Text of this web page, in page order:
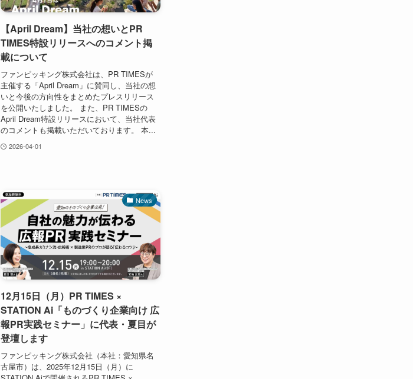
【April Dream】当社の想いとPR
TIMES特設リリースへのコメント掲
載について
ファンピッキング株式会社は、PR TIMESが
主催する「April Dream」に賛同し、当社の想
いと今後の方向性をまとめたプレスリリース
を公開いたしました。 また、PR TIMESの
April Dream特設リリースにおいて、当社代表
のコメントも掲載いただいております。 本...
2026-04-01
News
12月15日（月）PR TIMES ×
STATION Ai「ものづくり企業向け 広
報PR実践セミナー」に代表・夏目が
登壇します
ファンピッキング株式会社（本社：愛知県名
古屋市）は、2025年12月15日（月）に